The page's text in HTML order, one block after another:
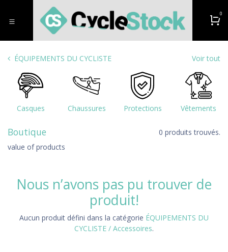
0
ÉQUIPEMENTS DU CYCLISTE Voir tout
Casques Chaussures Protections Vêtements
Boutique
0 produits trouvés.
value of products
Nous n’avons pas pu trouver de
produit!
Aucun produit défini dans la catégorie ÉQUIPEMENTS DU
CYCLISTE / Accessoires.